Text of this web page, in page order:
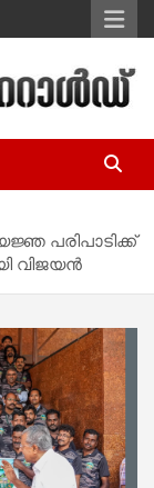
പരിപാടിക്ക്
വിജയന്‍